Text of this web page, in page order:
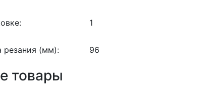
1
резания (мм): 96
товары